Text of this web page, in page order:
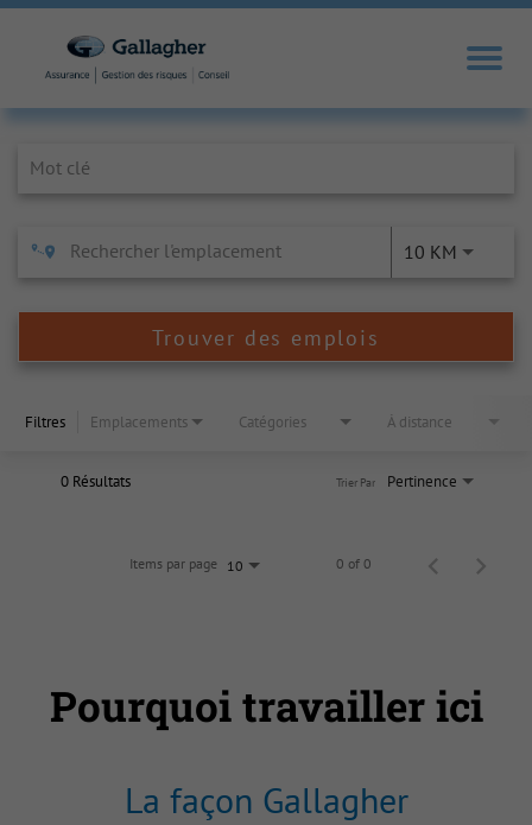
10 KM
Trouver des emplois
Filtres Emplacements Catégories À distance
0 Résultats Pertinence
Trier Par
Items par page 10 0 of 0
Pourquoi travailler ici
La façon Gallagher